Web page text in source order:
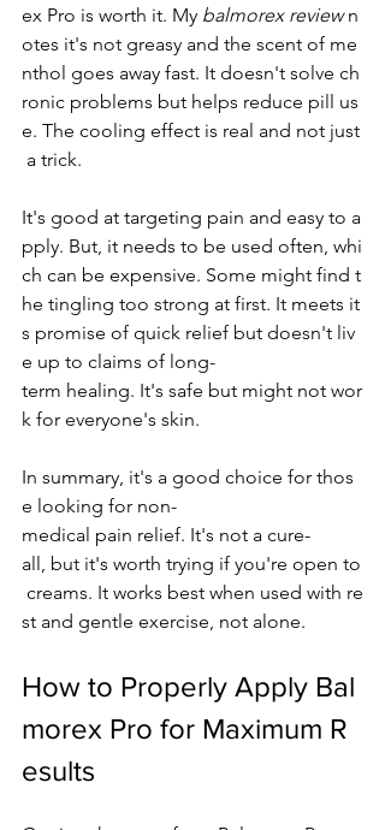
ex Pro is worth it. My balmorex review n
otes it's not greasy and the scent of me
nthol goes away fast. It doesn't solve ch
ronic problems but helps reduce pill us
e. The cooling effect is real and not just
a trick.
It's good at targeting pain and easy to a
pply. But, it needs to be used often, whi
ch can be expensive. Some might find t
he tingling too strong at first. It meets it
s promise of quick relief but doesn't liv
e up to claims of long-
term healing. It's safe but might not wor
k for everyone's skin.
In summary, it's a good choice for thos
e looking for non-
medical pain relief. It's not a cure-
all, but it's worth trying if you're open to
creams. It works best when used with re
st and gentle exercise, not alone.
How to Properly Apply Bal
morex Pro for Maximum R
esults